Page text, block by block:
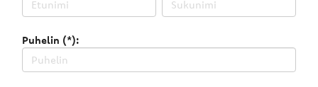
Puhelin (*):